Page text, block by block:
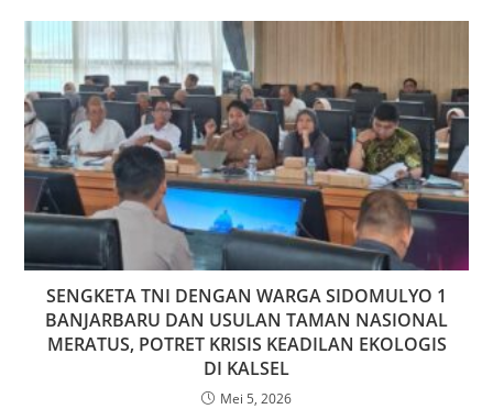
SENGKETA TNI DENGAN WARGA SIDOMULYO 1
BANJARBARU DAN USULAN TAMAN NASIONAL
MERATUS, POTRET KRISIS KEADILAN EKOLOGIS
DI KALSEL
Mei 5, 2026